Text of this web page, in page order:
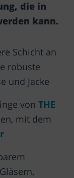
die in
kann.
Schicht an
robuste
und Jacke
von THE
mit dem